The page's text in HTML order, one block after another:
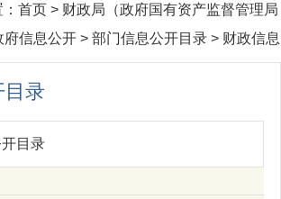
首页 > 财政局（政府国有资产监督管理局
府信息公开 > 部门信息公开目录 > 财政信息
目录
目录